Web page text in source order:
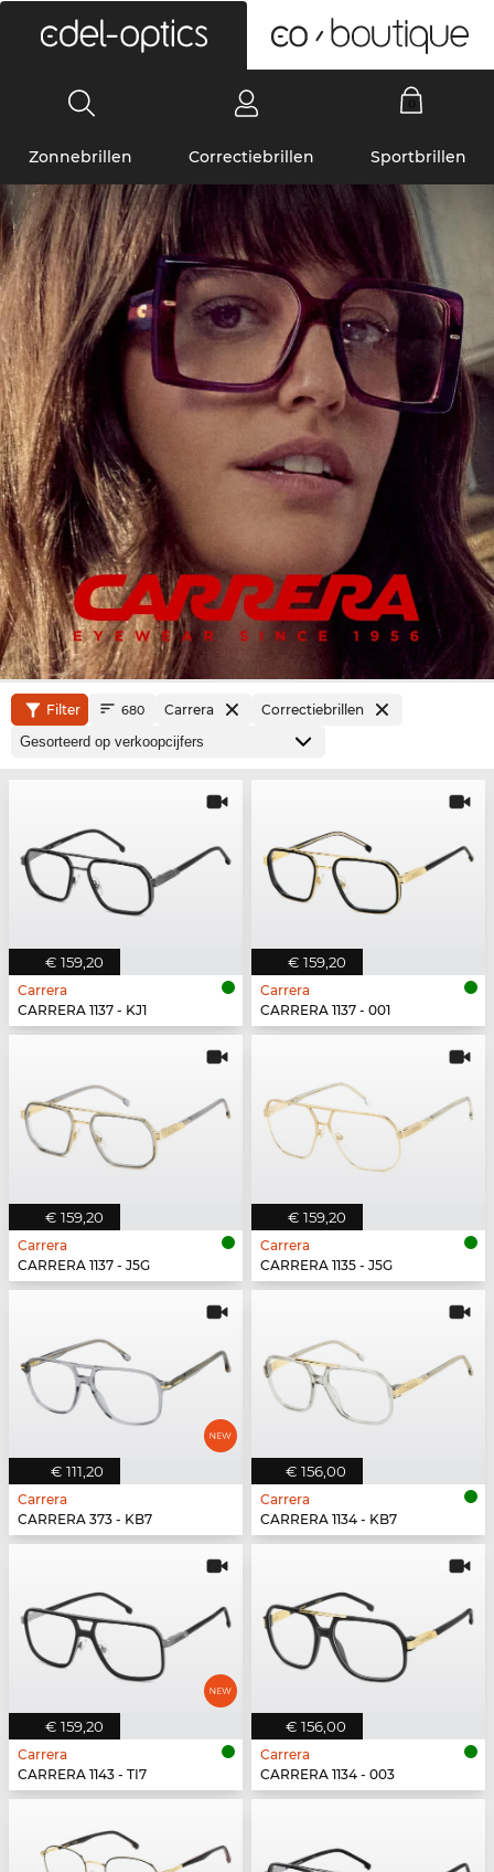
Zonnebrillen Correctiebrillen Sportbrillen
Filter 680 Carrera Correctiebrillen
€ 159,20
Carrera
CARRERA 1137 - KJ1
€ 159,20
Carrera
CARRERA 1137 - 001
€ 159,20
Carrera
CARRERA 1137 - J5G
€ 159,20
Carrera
CARRERA 1135 - J5G
€ 111,20
Carrera
CARRERA 373 - KB7
€ 156,00
Carrera
CARRERA 1134 - KB7
€ 159,20
Carrera
CARRERA 1143 - TI7
€ 156,00
Carrera
CARRERA 1134 - 003